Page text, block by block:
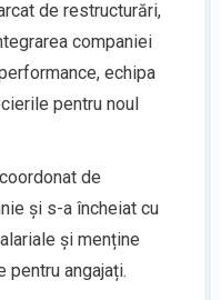
de restructurări,
companiei
echipa
pentru noul
de
și s-a încheiat cu
și menține
angajați.